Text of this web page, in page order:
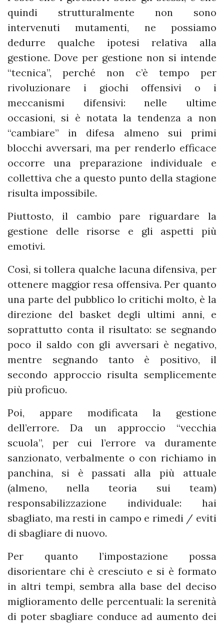
quindi strutturalmente non sono
intervenuti mutamenti, ne possiamo
dedurre qualche ipotesi relativa alla
gestione. Dove per gestione non si intende
“tecnica”, perché non c’è tempo per
rivoluzionare i giochi offensivi o i
meccanismi difensivi: nelle ultime
occasioni, si è notata la tendenza a non
“cambiare” in difesa almeno sui primi
blocchi avversari, ma per renderlo efficace
occorre una preparazione individuale e
collettiva che a questo punto della stagione
risulta impossibile.
Piuttosto, il cambio pare riguardare la
gestione delle risorse e gli aspetti più
emotivi.
Così, si tollera qualche lacuna difensiva, per
ottenere maggior resa offensiva. Per quanto
una parte del pubblico lo critichi molto, è la
direzione del basket degli ultimi anni, e
soprattutto conta il risultato: se segnando
poco il saldo con gli avversari è negativo,
mentre segnando tanto è positivo, il
secondo approccio risulta semplicemente
più proficuo.
Poi, appare modificata la gestione
dell’errore. Da un approccio “vecchia
scuola”, per cui l’errore va duramente
sanzionato, verbalmente o con richiamo in
panchina, si è passati alla più attuale
(almeno, nella teoria sui team)
responsabilizzazione individuale: hai
sbagliato, ma resti in campo e rimedi / eviti
di sbagliare di nuovo.
Per quanto l’impostazione possa
disorientare chi è cresciuto e si è formato
in altri tempi, sembra alla base del deciso
miglioramento delle percentuali: la serenità
di poter sbagliare conduce ad aumento dei